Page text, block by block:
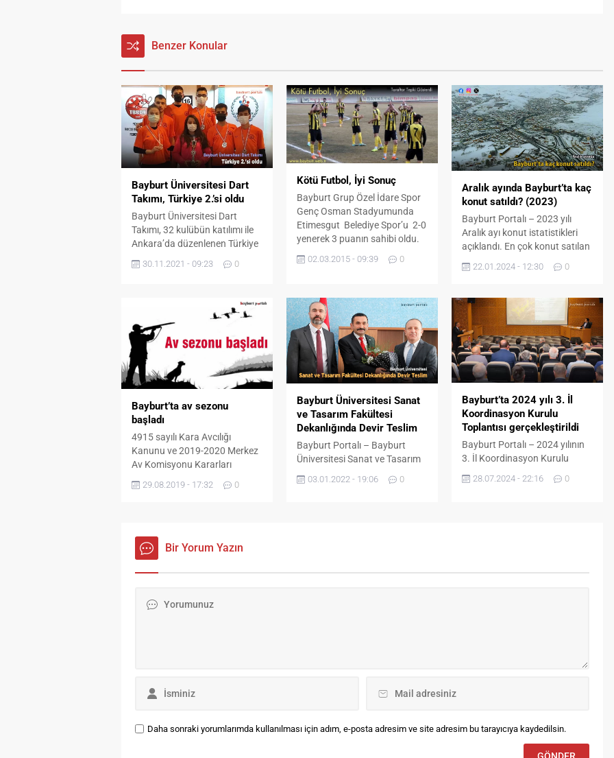
Benzer Konular
Bayburt Üniversitesi Dart
Takımı, Türkiye 2.’si oldu
Bayburt Üniversitesi Dart
Takımı, 32 kulübün katılımı ile
Ankara’da düzenlenen Türkiye
Şampiyonasında 2. oldu.
28 Kasım 2021 tarihlerinde, 32
kulübün katılımı ile Ankara’da
yapılan Türkiye Kulüplerarası
Dart Şampiyonası sona erdi. İlk
tur müsabakalarında, 8 grupta
4’er takımın yer aldığı...
30.11.2021 - 09:23 0
Kötü Futbol, İyi Sonuç
Bayburt Grup Özel İdare Spor
Genç Osman Stadyumunda
Etimesgut Belediye Spor’u 2-0
yenerek 3 puanın sahibi oldu.
Önceki Hafta Van Bld. Spor
mağlubiyetiyle evine dönen
Belediye Spor maçında ikinci
yarıda bulduğu gollerle
galibiyete ulaştı. Bayburt Grup
Özel İdare Gençlik spor mutlak
3 puan...
02.03.2015 - 09:39 0
Aralık ayında Bayburt’ta kaç
konut satıldı? (2023)
Bayburt Portalı – 2023 yılı
Aralık ayı konut istatistikleri
açıklandı. En çok konut satılan
hangileri? 2023 yılı Aralık
satıldı? işte detaylar… Türkiye
genelinde 2023 yılında 1
milyon 225 bin 926 konut
satıldı Konut satışları 2023
yılında bir önceki yıla göre...
22.01.2024 - 12:30 0
Bayburt’ta av sezonu
başladı
4915 sayılı Kara Avcılığı
Kanunu ve 2019-2020 Merkez
Av Komisyonu Kararları
Kara Avcılığı faaliyetleri
Ekinkargası, Leşkargası,
Saksağan, ve Yaban Domuzu
avı ile başlayacaktır. Alınan
avlaklarda Çarşamba,
29.08.2019 - 17:32 0
Bayburt Üniversitesi Sanat
ve Tasarım Fakültesi
Dekanlığında Devir Teslim
Bayburt Portalı – Bayburt
Üniversitesi Sanat ve Tasarım
Fakültesi Dekanlığına
vekaleten atanan Prof. Dr.
03.01.2022 - 19:06 0
Bayburt’ta 2024 yılı 3. İl
Koordinasyon Kurulu
Toplantısı gerçekleştirildi
Bayburt Portalı – 2024 yılının
3. İl Koordinasyon Kurulu
Toplantısı Vali Vekili Yunus
Coşkun’un başkanlığında
28.07.2024 - 22:16 0
Bir Yorum Yazın
Daha sonraki yorumlarımda kullanılması için adım, e-posta adresim ve site adresim bu tarayıcıya kaydedilsin.